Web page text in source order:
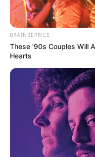
Once Upon a Small Town
Selatan yang resmi
Kisahnya diambil dari web
ditulis oleh Park Ha Min.
Mei 2019 melalui
BRAINBERRIES
These '90s Couples Will
Hearts